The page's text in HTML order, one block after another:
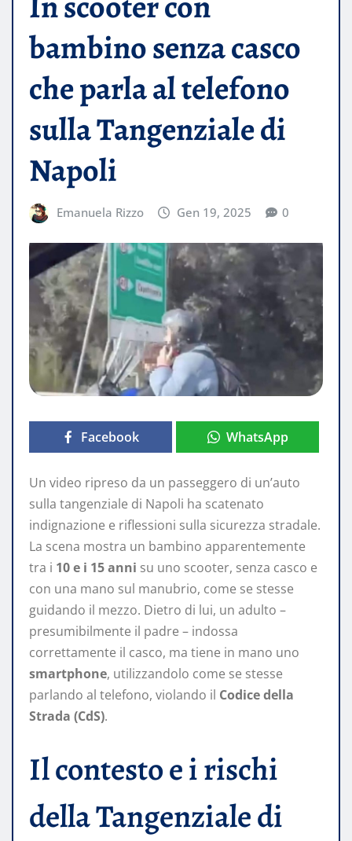
bambino senza casco
che parla al telefono
sulla Tangenziale di
Napoli
Emanuela Rizzo Gen 19, 2025 0
Facebook WhatsApp
Un video ripreso da un passeggero di un’auto
sulla tangenziale di Napoli ha scatenato
indignazione e riflessioni sulla sicurezza stradale.
La scena mostra un bambino apparentemente
tra i 10 e i 15 anni su uno scooter, senza casco e
con una mano sul manubrio, come se stesse
guidando il mezzo. Dietro di lui, un adulto –
presumibilmente il padre – indossa
correttamente il casco, ma tiene in mano uno
smartphone, utilizzandolo come se stesse
parlando al telefono, violando il Codice della
Strada (CdS).
Il contesto e i rischi
della Tangenziale di